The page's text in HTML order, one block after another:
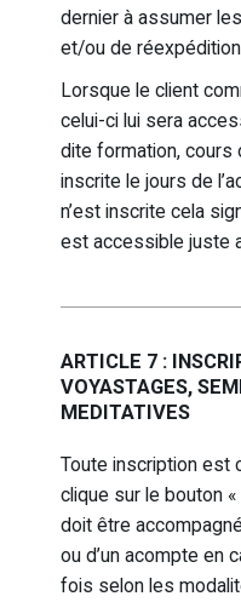
dernier à assumer
et/ou de
Lorsque le client
celui-ci lui sera
dite formation, cours
inscrite le jours de
n’est inscrite cela
est accessible juste
ARTICLE 7 :
VOYASTAGES,
MEDITATIVES
Toute inscription est
clique sur le bouton
doit être
ou d’un acompte en
fois selon les